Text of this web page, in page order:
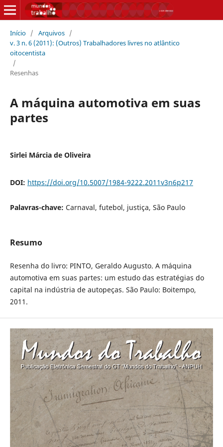
Início / Arquivos /
v. 3 n. 6 (2011): (Outros) Trabalhadores livres no atlântico
oitocentista
/
Resenhas
A máquina automotiva em suas
partes
Sirlei Márcia de Oliveira
DOI: https://doi.org/10.5007/1984-9222.2011v3n6p217
Palavras-chave: Carnaval, futebol, justiça, São Paulo
Resumo
Resenha do livro: PINTO, Geraldo Augusto. A máquina
automotiva em suas partes: um estudo das estratégias do
capital na indústria de autopeças. São Paulo: Boitempo,
2011.